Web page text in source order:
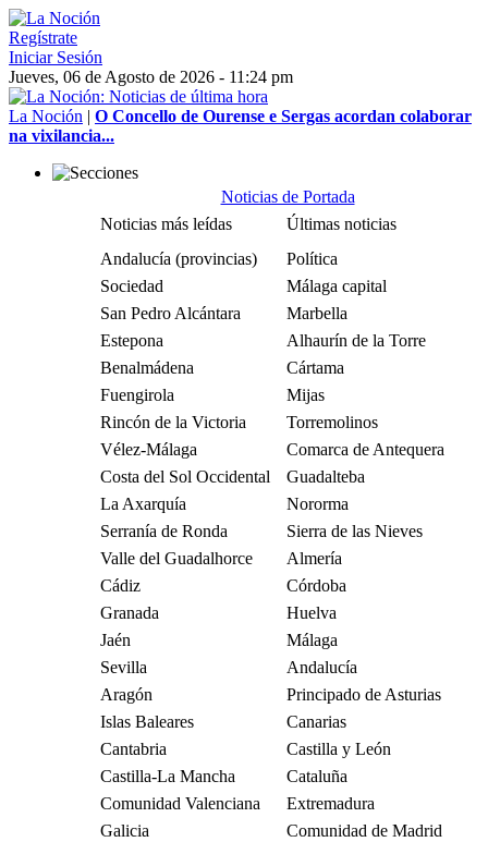
Regístrate
Iniciar Sesión
Jueves, 06 de Agosto de 2026 - 11:24 pm
La Noción | O Concello de Ourense e Sergas acordan colaborar
na vixilancia...
Noticias de Portada
Noticias más leídas
Últimas noticias
Andalucía (provincias)
Política
Sociedad
Málaga capital
San Pedro Alcántara
Marbella
Estepona
Alhaurín de la Torre
Benalmádena
Cártama
Fuengirola
Mijas
Rincón de la Victoria
Torremolinos
Vélez-Málaga
Comarca de Antequera
Costa del Sol Occidental
Guadalteba
La Axarquía
Nororma
Serranía de Ronda
Sierra de las Nieves
Valle del Guadalhorce
Almería
Cádiz
Córdoba
Granada
Huelva
Jaén
Málaga
Sevilla
Andalucía
Aragón
Principado de Asturias
Islas Baleares
Canarias
Cantabria
Castilla y León
Castilla-La Mancha
Cataluña
Comunidad Valenciana
Extremadura
Galicia
Comunidad de Madrid